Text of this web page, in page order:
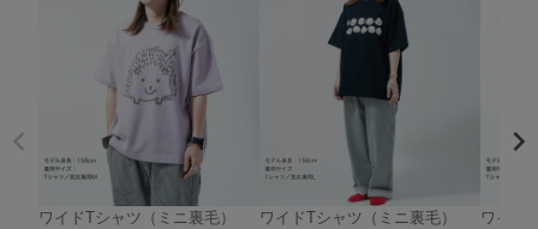
ワイドTシャツ（ミニ裏毛）
ワイドTシャツ（ミニ裏毛）
ワイド